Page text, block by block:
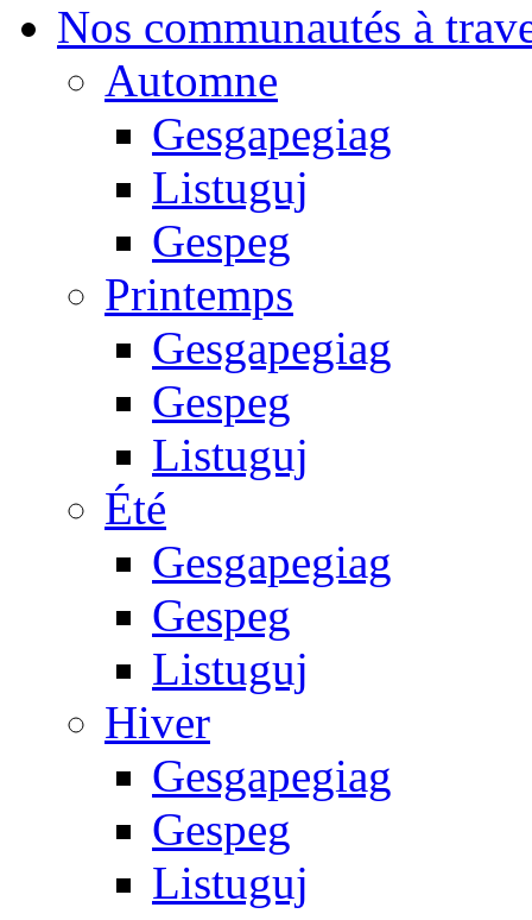
Nos communautés à
Automne
Gesgapegiag
Listuguj
Gespeg
Printemps
Gesgapegiag
Gespeg
Listuguj
Été
Gesgapegiag
Gespeg
Listuguj
Hiver
Gesgapegiag
Gespeg
Listuguj